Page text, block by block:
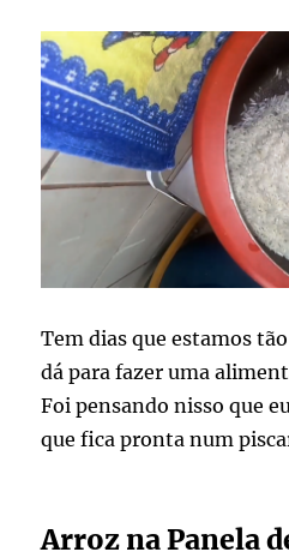
Tem dias que estamos
dá para fazer uma
Foi pensando nisso que
que fica pronta num
Arroz na Panela